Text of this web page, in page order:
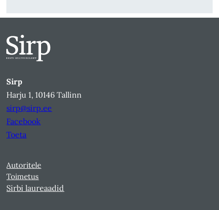
Sirp
Harju 1, 10146 Tallinn
sirp@sirp.ee
Facebook
Toeta
Autoritele
Toimetus
Sirbi laureaadid